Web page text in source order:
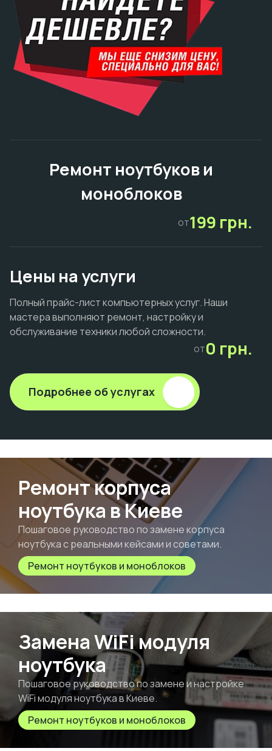
Ремонт ноутбуков и
моноблоков
от199 грн.
Цены на услуги
Полный прайс-лист компьютерных услуг. Наши
мастера выполняют ремонт, настройку и
обслуживание техники любой сложности.
от0 грн.
Подробнее об услугах
Ремонт корпуса
ноутбука в Киеве
Пошаговое руководство по замене корпуса
ноутбука с реальными кейсами и советами.
Ремонт ноутбуков и моноблоков
Замена WiFi модуля
ноутбука
Пошаговое руководство по замене и настройке
WiFi модуля ноутбука в Киеве.
Ремонт ноутбуков и моноблоков